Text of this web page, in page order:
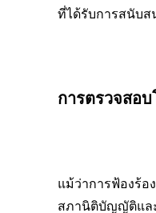
ที่ได้รับการสนับส
การตรวจสอ
แม้ว่าการฟ้องร้อ
สภานิติบัญญัติแล